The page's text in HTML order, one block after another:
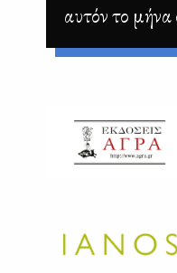
αυτόν το μήνα